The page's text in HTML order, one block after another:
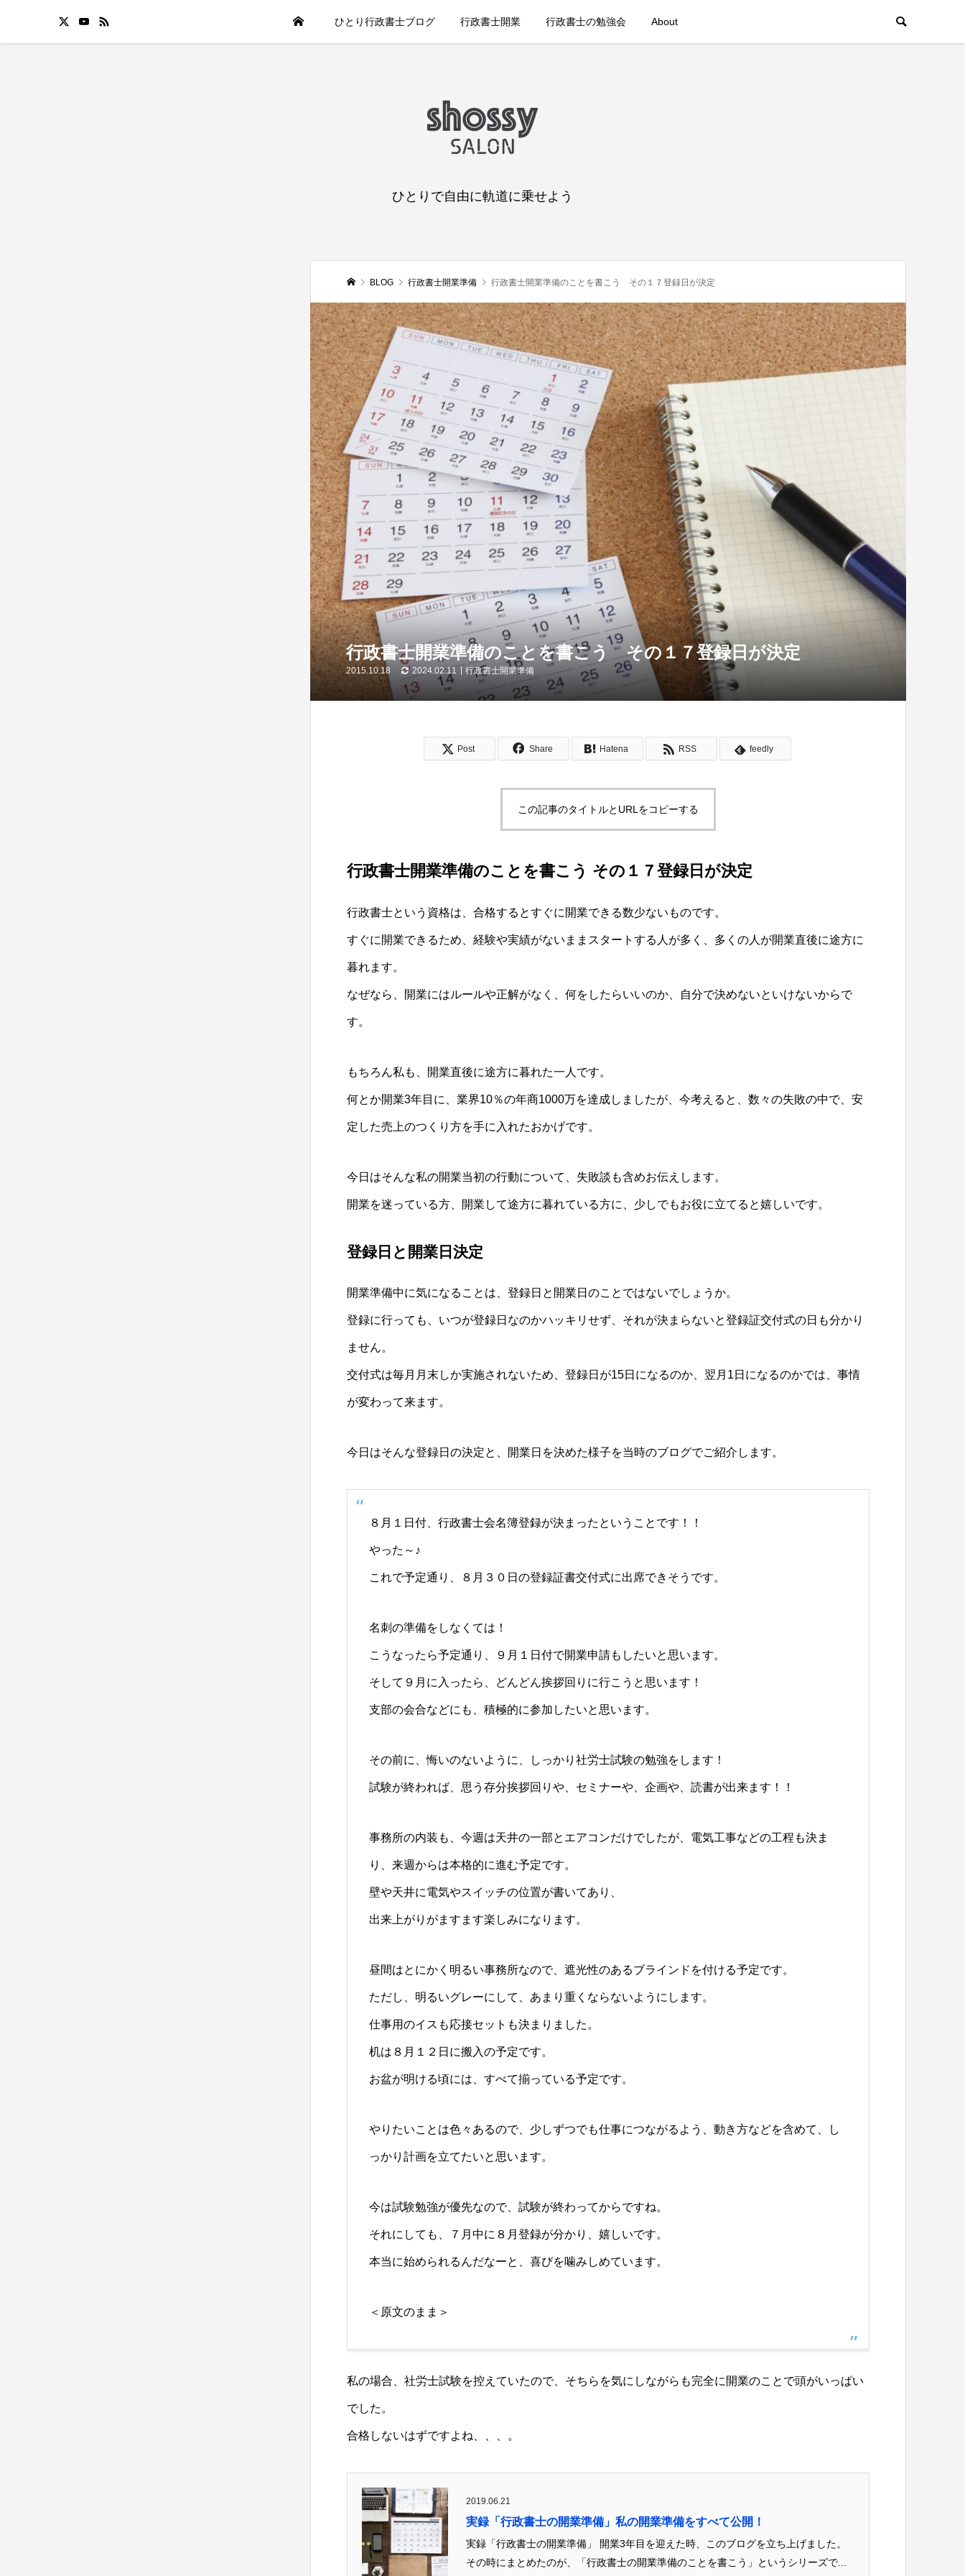
ひとり行政書士ブログ 行政書士開業 行政書士の勉強会 About
ひとりで自由に軌道に乗せよう
BLOG 行政書士開業準備 行政書士開業準備のことを書こう その１７登録日が決定
行政書士開業準備のことを書こう その１７登録日が決定
2015.10.18 2024.02.11 行政書士開業準備
Post Share Hatena RSS feedly
この記事のタイトルとURLをコピーする
行政書士開業準備のことを書こう その１７登録日が決定
行政書士という資格は、合格するとすぐに開業できる数少ないものです。
すぐに開業できるため、経験や実績がないままスタートする人が多く、多くの人が開業直後に途方に
暮れます。
なぜなら、開業にはルールや正解がなく、何をしたらいいのか、自分で決めないといけないからで
す。
もちろん私も、開業直後に途方に暮れた一人です。
何とか開業3年目に、業界10％の年商1000万を達成しましたが、今考えると、数々の失敗の中で、安
定した売上のつくり方を手に入れたおかげです。
今日はそんな私の開業当初の行動について、失敗談も含めお伝えします。
開業を迷っている方、開業して途方に暮れている方に、少しでもお役に立てると嬉しいです。
登録日と開業日決定
開業準備中に気になることは、登録日と開業日のことではないでしょうか。
登録に行っても、いつが登録日なのかハッキリせず、それが決まらないと登録証交付式の日も分かり
ません。
交付式は毎月月末しか実施されないため、登録日が15日になるのか、翌月1日になるのかでは、事情
が変わって来ます。
今日はそんな登録日の決定と、開業日を決めた様子を当時のブログでご紹介します。
８月１日付、行政書士会名簿登録が決まったということです！！
やった～♪
これで予定通り、８月３０日の登録証書交付式に出席できそうです。
名刺の準備をしなくては！
こうなったら予定通り、９月１日付で開業申請もしたいと思います。
そして９月に入ったら、どんどん挨拶回りに行こうと思います！
支部の会合などにも、積極的に参加したいと思います。
その前に、悔いのないように、しっかり社労士試験の勉強をします！
試験が終われば、思う存分挨拶回りや、セミナーや、企画や、読書が出来ます！！
事務所の内装も、今週は天井の一部とエアコンだけでしたが、電気工事などの工程も決ま
り、来週からは本格的に進む予定です。
壁や天井に電気やスイッチの位置が書いてあり、
出来上がりがますます楽しみになります。
昼間はとにかく明るい事務所なので、遮光性のあるブラインドを付ける予定です。
ただし、明るいグレーにして、あまり重くならないようにします。
仕事用のイスも応接セットも決まりました。
机は８月１２日に搬入の予定です。
お盆が明ける頃には、すべて揃っている予定です。
やりたいことは色々あるので、少しずつでも仕事につながるよう、動き方などを含めて、し
っかり計画を立てたいと思います。
今は試験勉強が優先なので、試験が終わってからですね。
それにしても、７月中に８月登録が分かり、嬉しいです。
本当に始められるんだなーと、喜びを噛みしめています。
＜原文のまま＞
私の場合、社労士試験を控えていたので、そちらを気にしながらも完全に開業のことで頭がいっぱい
でした。
合格しないはずですよね、、、。
2019.06.21
実録「行政書士の開業準備」私の開業準備をすべて公開！
実録「行政書士の開業準備」 開業3年目を迎えた時、このブログを立ち上げました。
その時にまとめたのが、「行政書士の開業準備のことを書こう」というシリーズで...